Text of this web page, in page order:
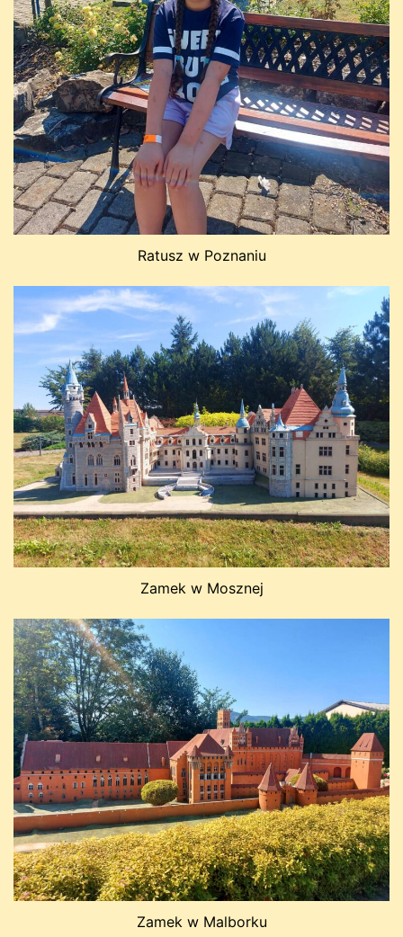
Ratusz w Poznaniu
Zamek w Mosznej
Zamek w Malborku